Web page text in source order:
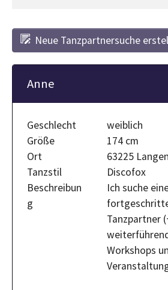
Neue Tanzpartnersuche
Anne
Geschlecht
weiblich
Größe
174 cm
Ort
63225 Langen
Tanzstil
Discofox
Beschreibun
g
Ich suche
Tanzpartner
Workshops